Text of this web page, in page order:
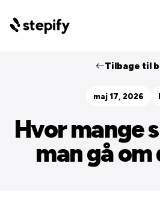
Tilbage til
maj 17, 2026
Hvor mange
man gå om